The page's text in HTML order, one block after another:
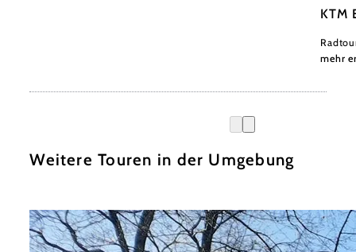
KTM
mehr
Weitere Touren in der Umgebung